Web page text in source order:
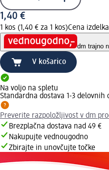
1,40 €
1 kos (1,40 € za 1 kos)Cena
dm trajno
V košarico
Na voljo na spletu
Standardna dostava 1-3 delovnih
Preverite razpoložljivost v dm
Brezplačna dostava nad 49 €
Nakupujte vednougodno
Zbirajte in unovčujte točke